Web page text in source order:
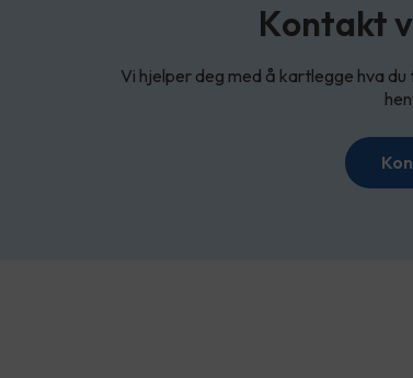
Kontakt
Vi hjelper deg med å kartlegge hva